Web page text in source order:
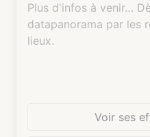
Plus d'infos à venir…
datapanorama par les
lieux.
Voir ses